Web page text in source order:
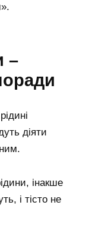
–
діяти
інакше
і тісто не